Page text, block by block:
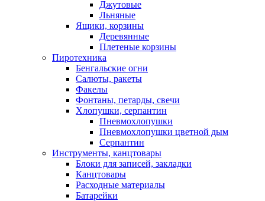
Джутовые
Льняные
Ящики, корзины
Деревянные
Плетеные корзины
Пиротехника
Бенгальские огни
Салюты, ракеты
Факелы
Фонтаны, петарды, свечи
Хлопушки, серпантин
Пневмохлопушки
Пневмохлопушки цветной дым
Серпантин
Инструменты, канцтовары
Блоки для записей, закладки
Канцтовары
Расходные материалы
Батарейки